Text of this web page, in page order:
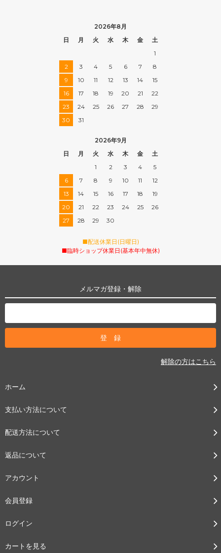
2026年8月
日
月 火 水 木 金
土
1
2
3 4 5 6 7
8
9
10 11 12 13 14
15
16
17 18 19 20 21
22
23
24 25 26 27 28
29
30
31
2026年9月
日
月 火 水 木 金
土
1
2 3 4
5
6
7 8 9 10 11
12
13
14 15 16 17 18
19
20
21 22 23 24 25
26
27
28 29 30
■配送休業日(日曜日)
■臨時ショップ休業日(基本年中無休)
メルマガ登録・解除
解除の方はこちら
ホーム
支払い方法について
配送方法について
返品について
アカウント
会員登録
ログイン
カートを見る